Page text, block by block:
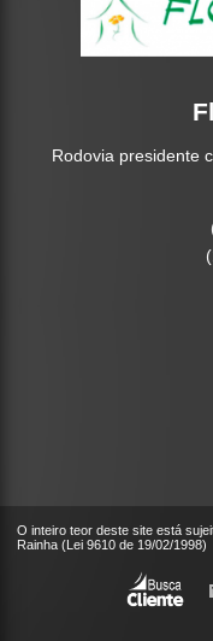
Rodovia presidente
O inteiro teor deste site está
Rainha (Lei 9610 de 19/02/1998)